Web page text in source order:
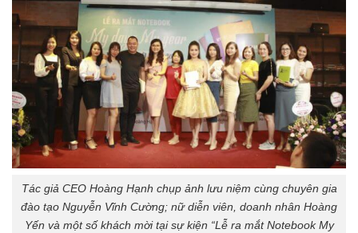
Tác giả CEO Hoàng Hạnh chụp ảnh lưu niệm cùng chuyên gia
đào tạo Nguyễn Vĩnh Cường; nữ diễn viên, doanh nhân Hoàng
Yến và một số khách mời tại sự kiện “Lễ ra mắt Notebook My